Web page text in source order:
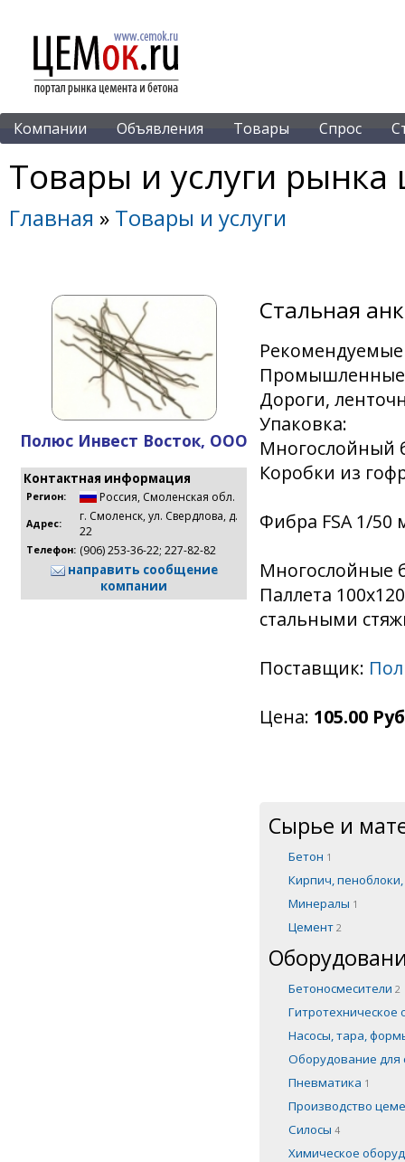
Компании Объявления Товары Спрос
Товары и услуги рынка
Главная » Товары и услуги
Полюс Инвест Восток, ООО
Контактная информация
Регион: Россия, Смоленская обл.
Адрес:
г. Смоленск, ул. Свердлова, д.
22
Телефон: (906) 253-36-22; 227-82-82
направить сообщение
компании
Стальная
Промышленные
Дороги,
Упаковка:
Многослойный
Коробки из
Фибра FSA 1/50
Многослойные
Паллета
стальными
Поставщик:
Цена: 105.00
Сырье и
Бетон 1
Кирпич,
Минералы 1
Цемент 2
Бетоносмесители 2
Насосы, тара,
Оборудование для
Пневматика 1
Производство
Силосы 4
Химическое